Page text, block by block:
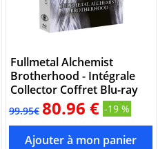
Fullmetal Alchemist
Brotherhood - Intégrale
Collector Coffret Blu-ray
99.95€ 80.96 € -19 %